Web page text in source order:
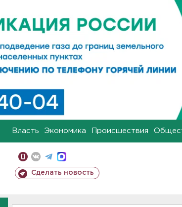
Власть Экономика Происшествия
Сделать новость